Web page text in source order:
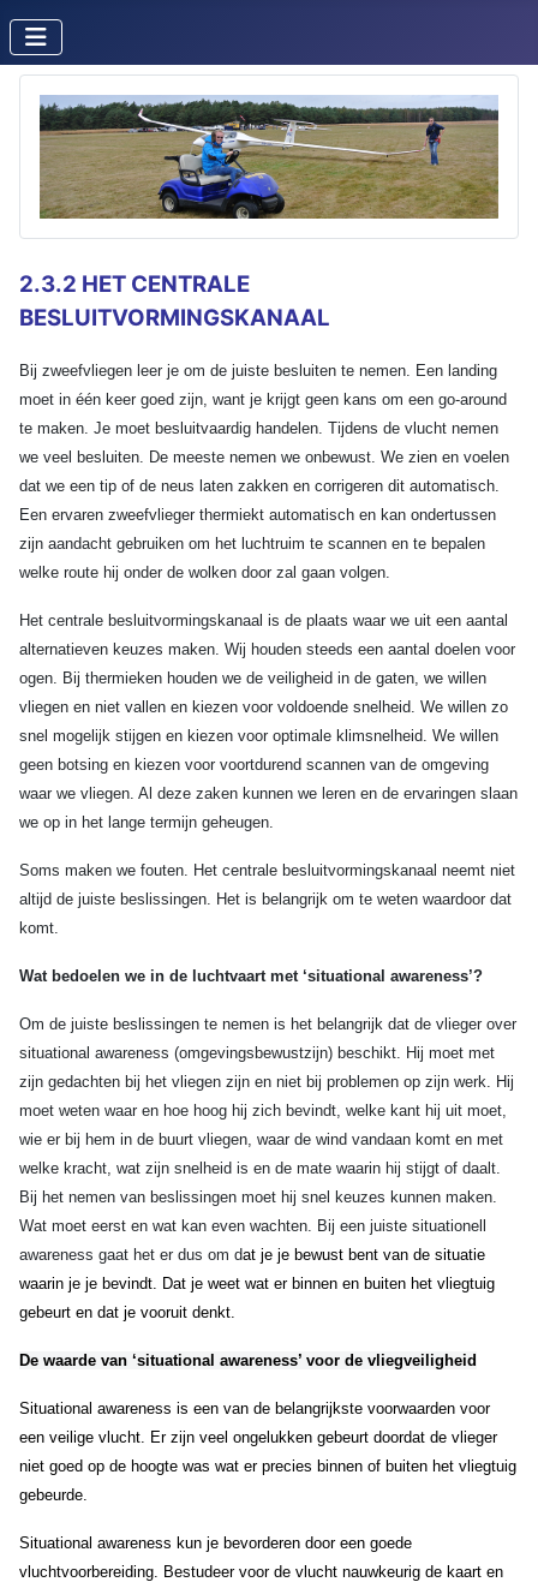
2.3.2 HET CENTRALE
BESLUITVORMINGSKANAAL
Bij zweefvliegen leer je om de juiste besluiten te nemen. Een landing
moet in één keer goed zijn, want je krijgt geen kans om een go-around
te maken. Je moet besluitvaardig handelen. Tijdens de vlucht nemen
we veel besluiten. De meeste nemen we onbewust. We zien en voelen
dat we een tip of de neus laten zakken en corrigeren dit automatisch.
Een ervaren zweefvlieger thermiekt automatisch en kan ondertussen
zijn aandacht gebruiken om het luchtruim te scannen en te bepalen
welke route hij onder de wolken door zal gaan volgen.
Het centrale besluitvormingskanaal is de plaats waar we uit een aantal
alternatieven keuzes maken. Wij houden steeds een aantal doelen voor
ogen. Bij thermieken houden we de veiligheid in de gaten, we willen
vliegen en niet vallen en kiezen voor voldoende snelheid. We willen zo
snel mogelijk stijgen en kiezen voor optimale klimsnelheid. We willen
geen botsing en kiezen voor voortdurend scannen van de omgeving
waar we vliegen. Al deze zaken kunnen we leren en de ervaringen slaan
we op in het lange termijn geheugen.
Soms maken we fouten. Het centrale besluitvormingskanaal neemt niet
altijd de juiste beslissingen. Het is belangrijk om te weten waardoor dat
komt.
Wat bedoelen we in de luchtvaart met ‘situational awareness’?
Om de juiste beslissingen te nemen is het belangrijk dat de vlieger over
situational awareness (omgevingsbewustzijn) beschikt. Hij moet met
zijn gedachten bij het vliegen zijn en niet bij problemen op zijn werk. Hij
moet weten waar en hoe hoog hij zich bevindt, welke kant hij uit moet,
wie er bij hem in de buurt vliegen, waar de wind vandaan komt en met
welke kracht, wat zijn snelheid is en de mate waarin hij stijgt of daalt.
Bij het nemen van beslissingen moet hij snel keuzes kunnen maken.
Wat moet eerst en wat kan even wachten. Bij een juiste situationell
awareness gaat het er dus om dat je je bewust bent van de situatie
waarin je je bevindt. Dat je weet wat er binnen en buiten het vliegtuig
gebeurt en dat je vooruit denkt.
De waarde van ‘situational awareness’ voor de vliegveiligheid
Situational awareness is een van de belangrijkste voorwaarden voor
een veilige vlucht. Er zijn veel ongelukken gebeurt doordat de vlieger
niet goed op de hoogte was wat er precies binnen of buiten het vliegtuig
gebeurde.
Situational awareness kun je bevorderen door een goede
vluchtvoorbereiding. Bestudeer voor de vlucht nauwkeurig de kaart en